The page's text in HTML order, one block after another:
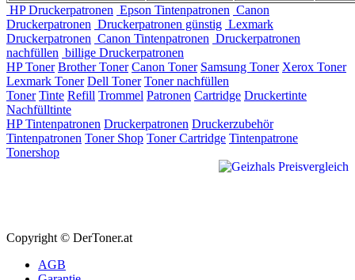
HP Druckerpatronen Epson Tintenpatronen Canon
Druckerpatronen Druckerpatronen günstig Lexmark
Druckerpatronen Canon Tintenpatronen Druckerpatronen
nachfüllen billige Druckerpatronen
HP Toner Brother Toner Canon Toner Samsung Toner Xerox Toner
Lexmark Toner Dell Toner Toner nachfüllen
Toner Tinte Refill Trommel Patronen Cartridge Druckertinte
Nachfülltinte
HP Tintenpatronen Druckerpatronen Druckerzubehör
Tintenpatronen Toner Shop Toner Cartridge Tintenpatrone
Tonershop
Copyright © DerToner.at
AGB